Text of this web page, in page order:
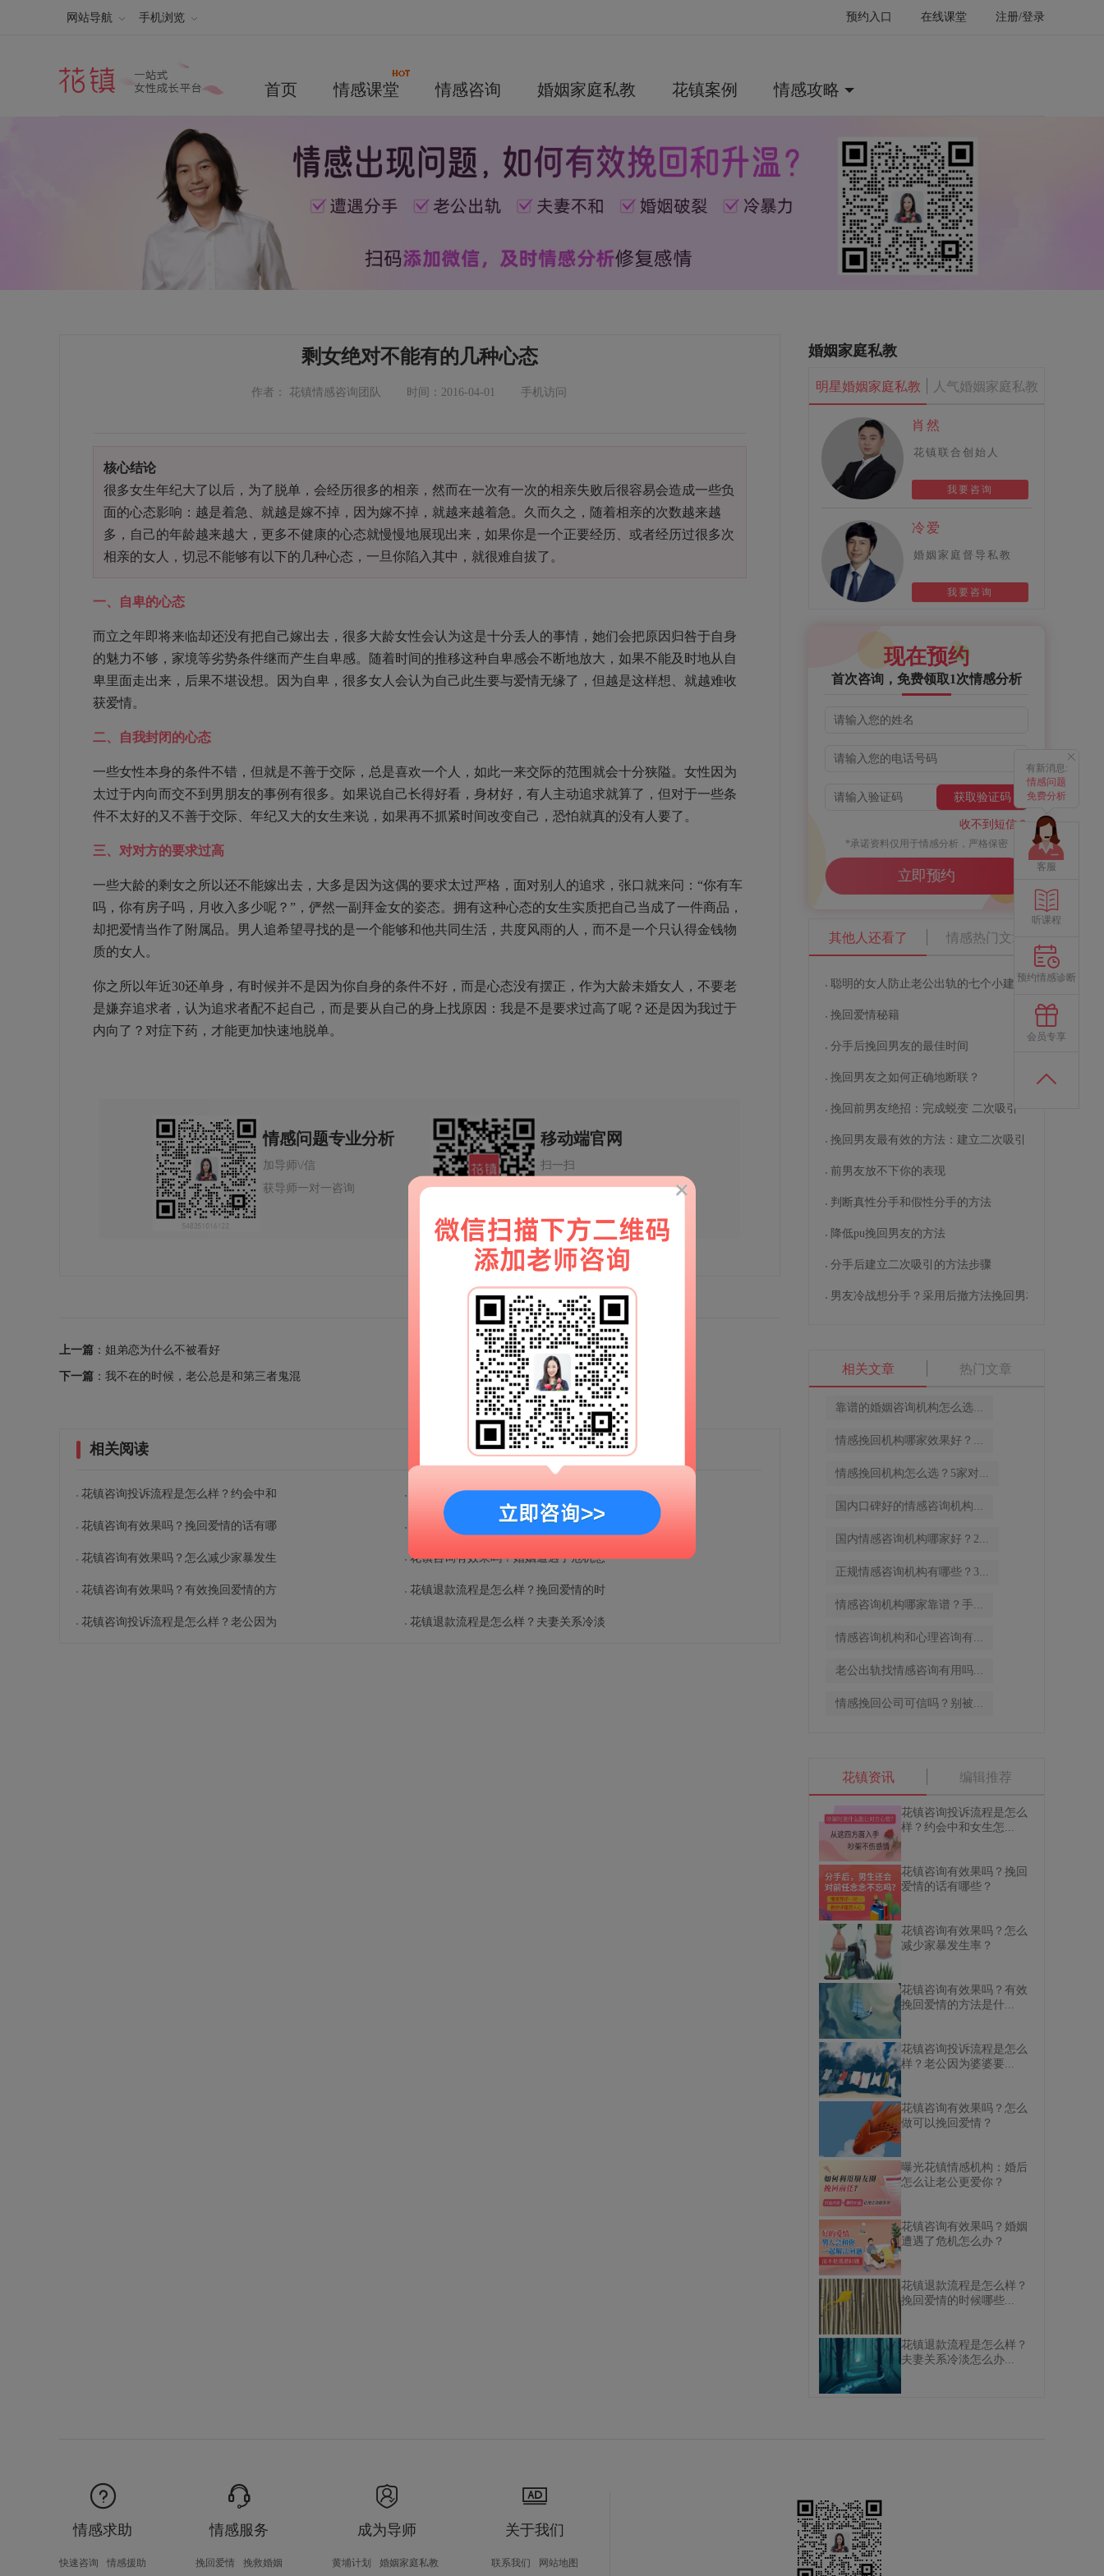
预约入口 在线课堂 注册/登录
网站导航 手机浏览
首页 情感课堂 情感咨询 婚姻家庭私教 花镇案例 情感攻略
剩女绝对不能有的几种心态
作者： 花镇情感咨询团队 时间：2016-04-01 手机访问
核心结论
很多女生年纪大了以后，为了脱单，会经历很多的相亲，然而在一次有一次的相亲失败后很容易会造成一些负
面的心态影响：越是着急、就越是嫁不掉，因为嫁不掉，就越来越着急。久而久之，随着相亲的次数越来越
多，自己的年龄越来越大，更多不健康的心态就慢慢地展现出来，如果你是一个正要经历、或者经历过很多次
相亲的女人，切忌不能够有以下的几种心态，一旦你陷入其中，就很难自拔了。
一、自卑的心态
而立之年即将来临却还没有把自己嫁出去，很多大龄女性会认为这是十分丢人的事情，她们会把原因归咎于自身
的魅力不够，家境等劣势条件继而产生自卑感。随着时间的推移这种自卑感会不断地放大，如果不能及时地从自
卑里面走出来，后果不堪设想。因为自卑，很多女人会认为自己此生要与爱情无缘了，但越是这样想、就越难收
获爱情。
二、自我封闭的心态
一些女性本身的条件不错，但就是不善于交际，总是喜欢一个人，如此一来交际的范围就会十分狭隘。女性因为
太过于内向而交不到男朋友的事例有很多。如果说自己长得好看，身材好，有人主动追求就算了，但对于一些条
件不太好的又不善于交际、年纪又大的女生来说，如果再不抓紧时间改变自己，恐怕就真的没有人要了。
三、对对方的要求过高
一些大龄的剩女之所以还不能嫁出去，大多是因为这偶的要求太过严格，面对别人的追求，张口就来问：“你有车
吗，你有房子吗，月收入多少呢？”，俨然一副拜金女的姿态。拥有这种心态的女生实质把自己当成了一件商品，
却把爱情当作了附属品。男人追希望寻找的是一个能够和他共同生活，共度风雨的人，而不是一个只认得金钱物
质的女人。
你之所以年近30还单身，有时候并不是因为你自身的条件不好，而是心态没有摆正，作为大龄未婚女人，不要老
是嫌弃追求者，认为追求者配不起自己，而是要从自己的身上找原因：我是不是要求过高了呢？还是因为我过于
内向了？对症下药，才能更加快速地脱单。
情感问题专业分析
加导师\/信
获导师一对一咨询
移动端官网
扫一扫
解锁更多情感秘籍
上一篇 ：姐弟恋为什么不被看好
下一篇 ：我不在的时候，老公总是和第三者鬼混
相关阅读
花镇咨询投诉流程是怎么样？约会中和
花镇咨询有效果吗？挽回爱情的话有哪
花镇咨询有效果吗？怎么减少家暴发生
花镇咨询有效果吗？有效挽回爱情的方
花镇咨询投诉流程是怎么样？老公因为
花镇咨询有效果吗？怎么做可以挽回爱
曝光花镇情感机构：婚后怎么让老公更
花镇咨询有效果吗？婚姻遭遇了危机怎
花镇退款流程是怎么样？挽回爱情的时
花镇退款流程是怎么样？夫妻关系冷淡
婚姻家庭私教
明星婚姻家庭私教 人气婚姻家庭私教
肖然
花镇联合创始人
我要咨询
冷爱
婚姻家庭督导私教
我要咨询
现在预约
首次咨询，免费领取1次情感分析
获取验证码
收不到短信？
*承诺资料仅用于情感分析，严格保密
立即预约
其他人还看了 情感热门文章
聪明的女人防止老公出轨的七个小建议
挽回爱情秘籍
分手后挽回男友的最佳时间
挽回男友之如何正确地断联？
挽回前男友绝招：完成蜕变 二次吸引
挽回男友最有效的方法：建立二次吸引
前男友放不下你的表现
判断真性分手和假性分手的方法
降低pu挽回男友的方法
分手后建立二次吸引的方法步骤
男友冷战想分手？采用后撤方法挽回男友
相关文章 热门文章
靠谱的婚姻咨询机构怎么选...
情感挽回机构哪家效果好？...
情感挽回机构怎么选？5家对...
国内口碑好的情感咨询机构...
国内情感咨询机构哪家好？2...
正规情感咨询机构有哪些？3...
情感咨询机构哪家靠谱？手...
情感咨询机构和心理咨询有...
老公出轨找情感咨询有用吗...
情感挽回公司可信吗？别被...
花镇资讯 编辑推荐
花镇咨询投诉流程是怎么
样？约会中和女生怎...
花镇咨询有效果吗？挽回
爱情的话有哪些？
花镇咨询有效果吗？怎么
减少家暴发生率？
花镇咨询有效果吗？有效
挽回爱情的方法是什...
花镇咨询投诉流程是怎么
样？老公因为婆婆要...
花镇咨询有效果吗？怎么
做可以挽回爱情？
曝光花镇情感机构：婚后
怎么让老公更爱你？
花镇咨询有效果吗？婚姻
遭遇了危机怎么办？
花镇退款流程是怎么样？
挽回爱情的时候哪些...
花镇退款流程是怎么样？
夫妻关系冷淡怎么办...
情感求助
快速咨询 情感援助
情感服务
挽回爱情 挽救婚姻
成为导师
黄埔计划 婚姻家庭私教
关于我们
联系我们 网站地图
有新消息:
情感问题
免费分析
客服
听课程
预约情感诊断
会员专享